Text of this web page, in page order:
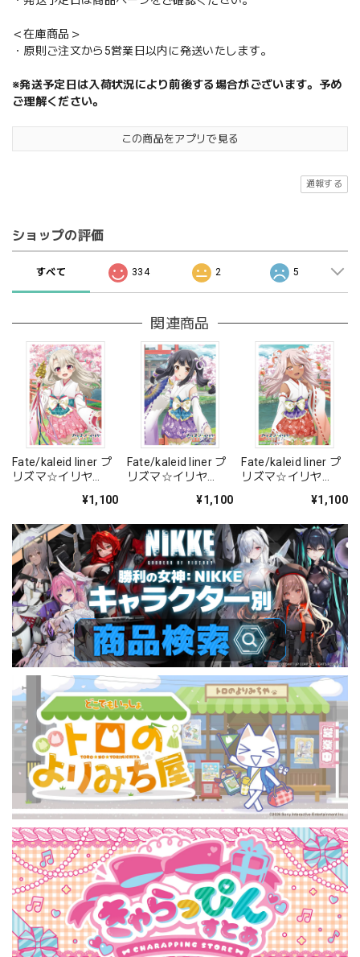
＜在庫商品＞
・原則ご注文から5営業日以内に発送いたします。
※発送予定日は入荷状況により前後する場合がございます。予め
ご理解ください。
この商品をアプリで見る
通報する
ショップの評価
すべて 334 2 5
関連商品
Fate/kaleid liner プ
リズマ☆イリヤ
女 描き下ろしスリー
¥1,100
Fate/kaleid liner プ
リズマ☆イリヤ
女 描き下ろしスリー
¥1,100
Fate/kaleid liner プ
リズマ☆イリヤ
女 描き下ろしスリー
¥1,100